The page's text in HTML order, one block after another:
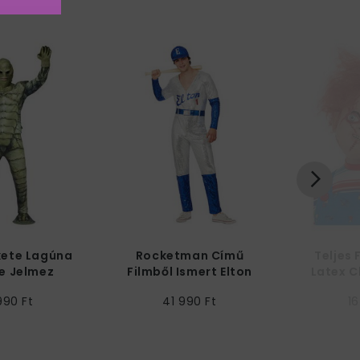
Lagúna
Jelmez
Ft
Rocketman Című
Filmből Ismert Elton
Jelmez
41 990 Ft